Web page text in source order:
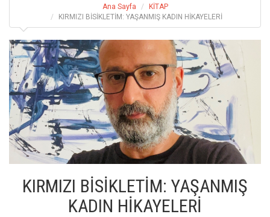
Ana Sayfa
KİTAP
KIRMIZI BİSİKLETİM: YAŞANMIŞ KADIN HİKAYELERİ
KIRMIZI BİSİKLETİM: YAŞANMIŞ
KADIN HİKAYELERİ